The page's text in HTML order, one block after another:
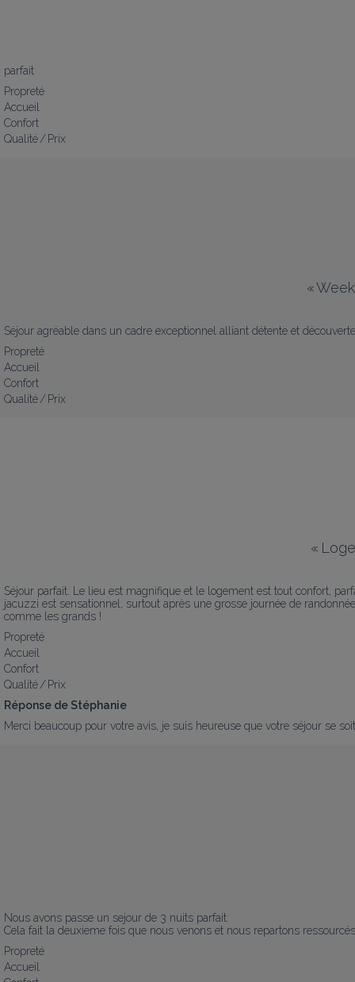
parfait
Propreté
Accueil
Confort
Qualité / Prix
«
Séjour agréable dans un cadre exceptionnel alliant détente et
Propreté
Accueil
Confort
Qualité / Prix
«
Séjour parfait. Le lieu est magnifique et le logement est tout confort,
jacuzzi est sensationnel, surtout après une grosse journée de
comme les grands !
Propreté
Accueil
Confort
Qualité / Prix
Réponse de Stéphanie
Merci beaucoup pour votre avis, je suis heureuse que votre séjour se
Nous avons passe un sejour de 3 nuits parfait.
Cela fait la deuxieme fois que nous venons et nous repartons
Propreté
Accueil